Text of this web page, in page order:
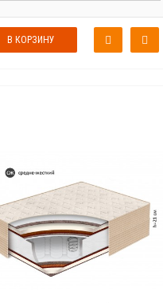
В КОРЗИНУ